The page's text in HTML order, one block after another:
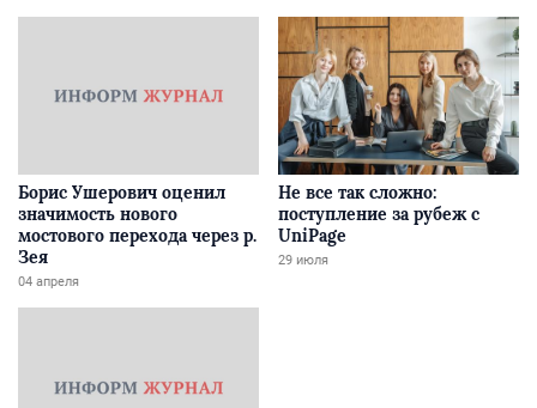
Борис Ушерович оценил
значимость нового
мостового перехода через р.
Зея
04 апреля
Не все так сложно:
поступление за рубеж с
UniPage
29 июля